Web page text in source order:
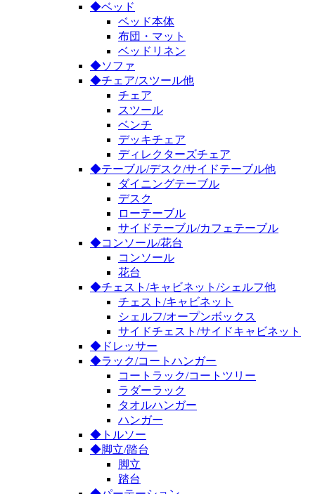
◆ベッド
ベッド本体
布団・マット
ベッドリネン
◆ソファ
◆チェア/スツール他
チェア
スツール
ベンチ
デッキチェア
ディレクターズチェア
◆テーブル/デスク/サイドテーブル他
ダイニングテーブル
デスク
ローテーブル
サイドテーブル/カフェテーブル
◆コンソール/花台
コンソール
花台
◆チェスト/キャビネット/シェルフ他
チェスト/キャビネット
シェルフ/オープンボックス
サイドチェスト/サイドキャビネット
◆ドレッサー
◆ラック/コートハンガー
コートラック/コートツリー
ラダーラック
タオルハンガー
ハンガー
◆トルソー
◆脚立/踏台
脚立
踏台